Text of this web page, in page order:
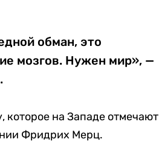
обман, это
мозгов. Нужен мир», —
на Западе отмечают
Фридрих Мерц.